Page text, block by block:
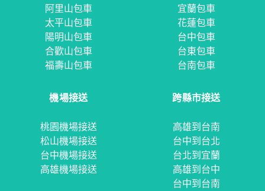
阿里山包車
太平山包車
陽明山包車
合歡山包車
福壽山包車
宜蘭包車
花蓮包車
台中包車
台東包車
台南包車
機場接送
桃園機場接送
松山機場接送
台中機場接送
高雄機場接送
跨縣市接送
高雄到台南
台中到台北
台北到宜蘭
高雄到台中
台中到台南